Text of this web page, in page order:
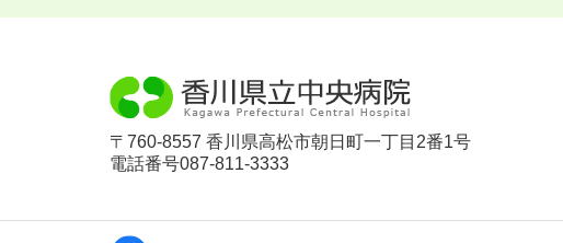
〒760-8557 香川県高松市朝日町一丁目2番1号
電話番号087-811-3333